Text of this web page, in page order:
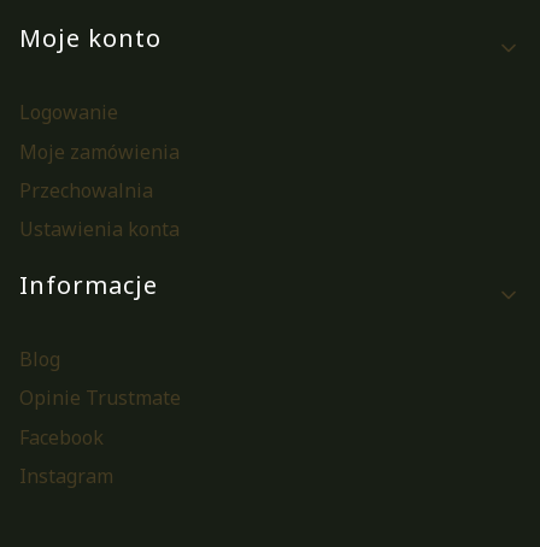
Moje konto
Logowanie
Moje zamówienia
Przechowalnia
Ustawienia konta
Informacje
Blog
Opinie Trustmate
Facebook
Instagram